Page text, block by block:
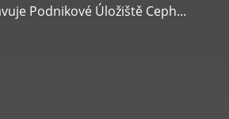
Podnikové Úložiště Ceph...